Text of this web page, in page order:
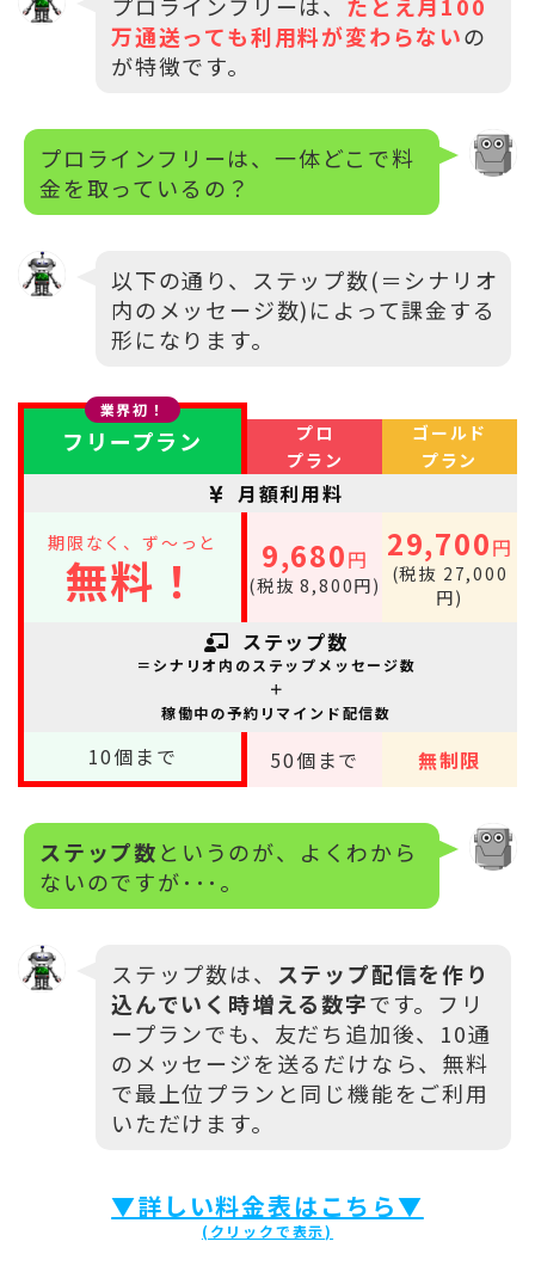
万通送っても利用料が変わらないの
が特徴です。
プロラインフリーは、一体どこで料
金を取っているの？
以下の通り、ステップ数(＝シナリオ
内のメッセージ数)によって課金する
形になります。
業界初！
フリープラン
プロ
プラン
ゴールド
プラン
月額利用料
期限なく、ず～っと
無料！ 9,680円
(税抜 8,800円)
29,700円
(税抜 27,000
円)
ステップ数
＝シナリオ内のステップメッセージ数
＋
稼働中の予約リマインド配信数
10個まで 50個まで 無制限
ステップ数というのが、よくわから
ないのですが･･･。
ステップ数は、 ステップ配信を作り
込んでいく時増える数字です。フリ
ープランでも、友だち追加後、10通
のメッセージを送るだけなら、無料
で最上位プランと同じ機能をご利用
いただけます。
▼詳しい料金表はこちら▼